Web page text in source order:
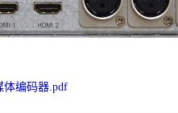
体编码器.pdf